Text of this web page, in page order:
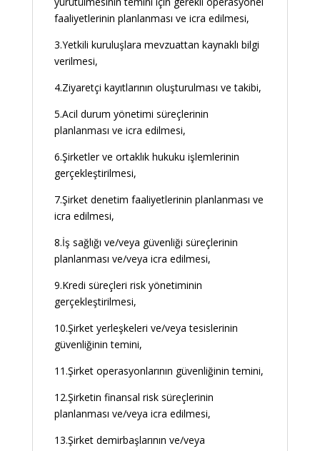
faaliyetlerinin planlanması ve icra edilmesi,
3.Yetkili kuruluşlara mevzuattan kaynaklı bilgi
verilmesi,
4.Ziyaretçi kayıtlarının oluşturulması ve takibi,
5.Acil durum yönetimi süreçlerinin
planlanması ve icra edilmesi,
6.Şirketler ve ortaklık hukuku işlemlerinin
gerçekleştirilmesi,
7.Şirket denetim faaliyetlerinin planlanması ve
icra edilmesi,
8.İş sağlığı ve/veya güvenliği süreçlerinin
planlanması ve/veya icra edilmesi,
9.Kredi süreçleri risk yönetiminin
gerçekleştirilmesi,
10.Şirket yerleşkeleri ve/veya tesislerinin
güvenliğinin temini,
11.Şirket operasyonlarının güvenliğinin temini,
12.Şirketin finansal risk süreçlerinin
planlanması ve/veya icra edilmesi,
13.Şirket demirbaşlarının ve/veya